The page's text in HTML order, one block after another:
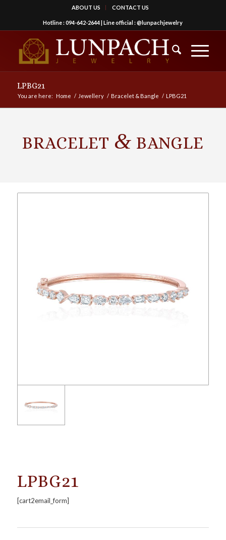
ABOUT US CONTACT US
Hotline :094-642-2644| Line official :@lunpachjewelry
LPBG21
You are here: Home / Jewellery / Bracelet & Bangle / LPBG21
BRACELET & BANGLE
LPBG21
[cart2email_form]